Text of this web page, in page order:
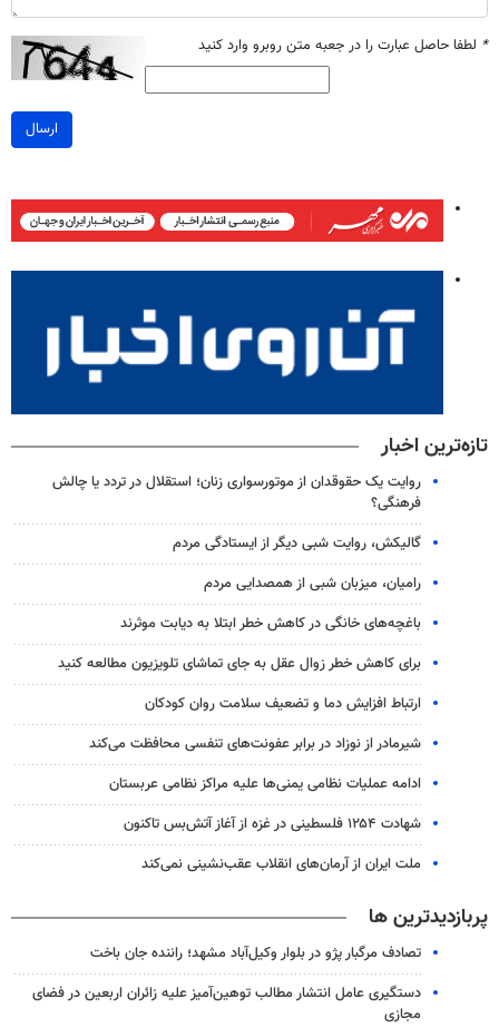
* لطفا حاصل عبارت را در جعبه متن روبرو وارد کنید
ارسال
تازه‌ترین اخبار
روایت یک حقوقدان از موتورسواری زنان؛ استقلال در تردد یا چالش
فرهنگی؟
گالیکش، روایت شبی دیگر از ایستادگی مردم
رامیان، میزبان شبی از همصدایی مردم
باغچه‌های خانگی در کاهش خطر ابتلا به دیابت موثرند
برای کاهش خطر زوال عقل به جای تماشای تلویزیون مطالعه کنید
ارتباط افزایش دما و تضعیف سلامت روان کودکان
شیرمادر از نوزاد در برابر عفونت‌های تنفسی محافظت می‌کند
ادامه عملیات نظامی یمنی‌ها علیه مراکز نظامی عربستان
شهادت ۱۲۵۴ فلسطینی در غزه از آغاز آتش‌بس تاکنون
ملت ایران از آرمان‌های انقلاب عقب‌نشینی نمی‌کند
پربازدیدترین ها
تصادف مرگبار پژو در بلوار وکیل‌آباد مشهد؛ راننده جان باخت
دستگیری عامل انتشار مطالب توهین‌آمیز علیه زائران اربعین در فضای
مجازی